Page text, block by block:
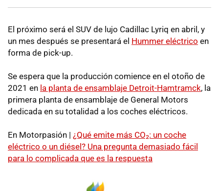
El próximo será el SUV de lujo Cadillac Lyriq en abril, y
un mes después se presentará el Hummer eléctrico en
forma de pick-up.
Se espera que la producción comience en el otoño de
2021 en la planta de ensamblaje Detroit-Hamtramck, la
primera planta de ensamblaje de General Motors
dedicada en su totalidad a los coches eléctricos.
En Motorpasión | ¿Qué emite más CO₂: un coche
eléctrico o un diésel? Una pregunta demasiado fácil
para lo complicada que es la respuesta